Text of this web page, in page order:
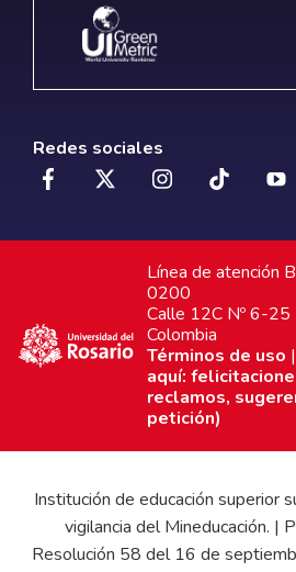
Redes sociales
Línea de atención
0200
Calle 12C Nº 6-25
Colombia
Términos de uso |
aquí:
reclamos,
petición)
Institución de educación superior
vigilancia del Mineducación. |
Resolución 58 del 16 de